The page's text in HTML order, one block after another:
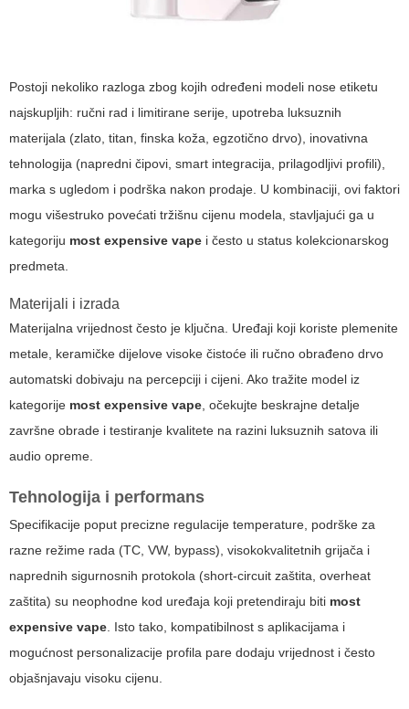
Postoji nekoliko razloga zbog kojih određeni modeli nose etiketu
najskupljih: ručni rad i limitirane serije, upotreba luksuznih
materijala (zlato, titan, finska koža, egzotično drvo), inovativna
tehnologija (napredni čipovi, smart integracija, prilagodljivi profili),
marka s ugledom i podrška nakon prodaje. U kombinaciji, ovi faktori
mogu višestruko povećati tržišnu cijenu modela, stavljajući ga u
kategoriju most expensive vape i često u status kolekcionarskog
predmeta.
Materijali i izrada
Materijalna vrijednost često je ključna. Uređaji koji koriste plemenite
metale, keramičke dijelove visoke čistoće ili ručno obrađeno drvo
automatski dobivaju na percepciji i cijeni. Ako tražite model iz
kategorije most expensive vape, očekujte beskrajne detalje
završne obrade i testiranje kvalitete na razini luksuznih satova ili
audio opreme.
Tehnologija i performans
Specifikacije poput precizne regulacije temperature, podrške za
razne režime rada (TC, VW, bypass), visokokvalitetnih grijača i
naprednih sigurnosnih protokola (short-circuit zaštita, overheat
zaštita) su neophodne kod uređaja koji pretendiraju biti most
expensive vape. Isto tako, kompatibilnost s aplikacijama i
mogućnost personalizacije profila pare dodaju vrijednost i često
objašnjavaju visoku cijenu.